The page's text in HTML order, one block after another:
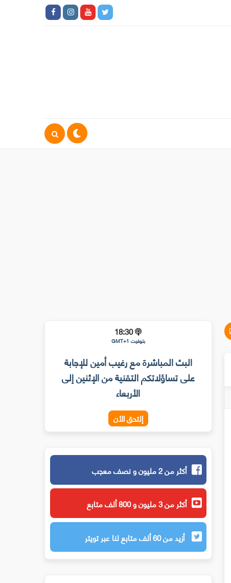
18:30
بتوقيت GMT+1
البث المباشرة مع رغيب أمين للإجابة
على تساؤلاتكم التقنية من الإثنين إلى
الأربعاء
إلتحق الأن
أكثر من 2 مليون و نصف معجب
أكثر من 3 مليون و 800 ألف متابع
أزيد من 60 ألف متابع لنا عبر تويتر